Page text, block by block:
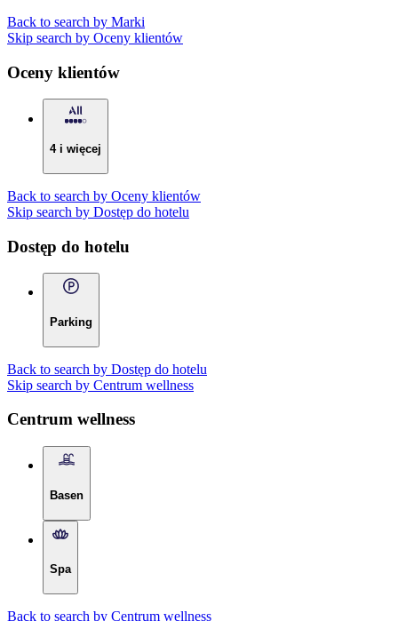
Back to search by Marki
Skip search by Oceny klientów
Oceny klientów
4 i więcej
Back to search by Oceny klientów
Skip search by Dostęp do hotelu
Dostęp do hotelu
Parking
Back to search by Dostęp do hotelu
Skip search by Centrum wellness
Centrum wellness
Basen
Spa
Back to search by Centrum wellness